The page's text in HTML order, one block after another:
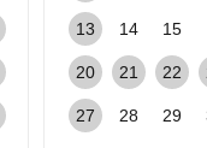
13 14 15
20 21 22
27 28 29